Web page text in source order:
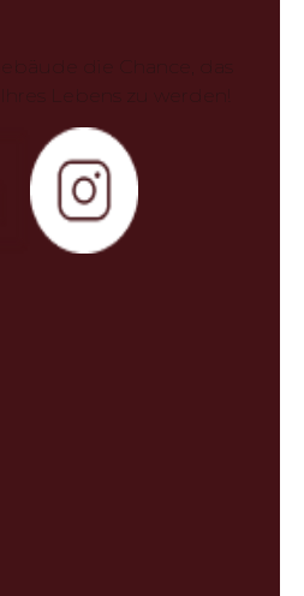
die Chance, das
Lebens zu werden!